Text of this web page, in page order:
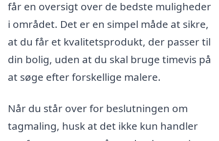
får en oversigt over de bedste muligheder
i området. Det er en simpel måde at sikre,
at du får et kvalitetsprodukt, der passer til
din bolig, uden at du skal bruge timevis på
at søge efter forskellige malere.
Når du står over for beslutningen om
tagmaling, husk at det ikke kun handler